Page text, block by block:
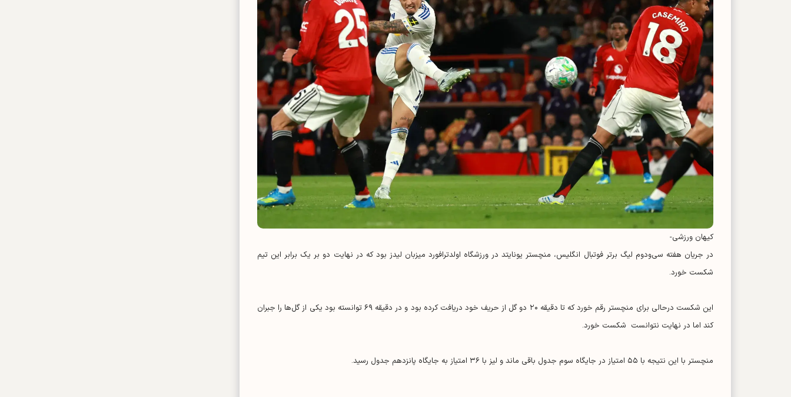
کیهان ورزشی-
در جریان هفته سی‌ودوم لیگ برتر فوتبال انگلیس، منچستر یونایتد در ورزشگاه اولدترافورد میزبان لیدز بود که در نهایت دو بر یک برابر این تیم
شکست خورد.
این شکست درحالی برای منچستر رقم خورد که تا دقیقه ۲۰ دو گل از حریف خود دریافت کرده بود و در دقیقه ۶۹ توانسته بود یکی از گل‌ها را جبران
کند اما در نهایت نتوانست شکست خورد.
منچستر با این نتیجه با ۵۵ امتیاز در جایگاه سوم جدول باقی ماند و لیز با ۳۶ امتیاز به جایگاه پانزدهم جدول رسید.